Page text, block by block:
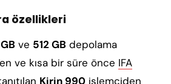
özellikleri
ve 512 GB depolama
ve kısa bir süre önce IFA
Kirin 990 işlemciden